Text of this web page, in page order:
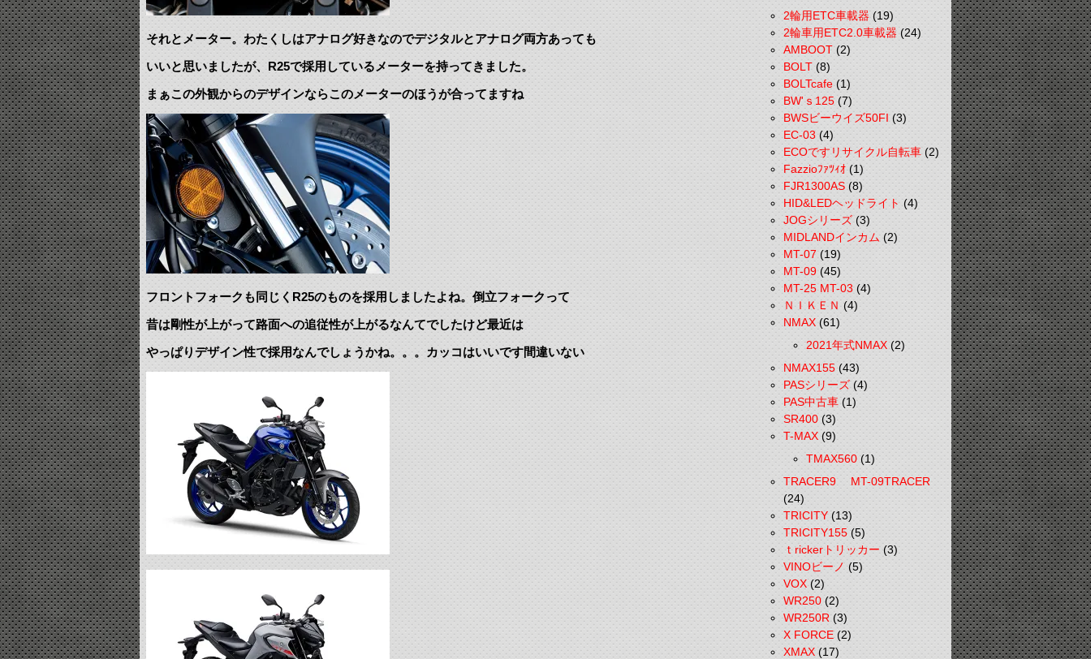
それとメーター。わたくしはアナログ好きなのでデジタルとアナログ両方あっても
いいと思いましたが、R25で採用しているメーターを持ってきました。
まぁこの外観からのデザインならこのメーターのほうが合ってますね
フロントフォークも同じくR25のものを採用しましたよね。倒立フォークって
昔は剛性が上がって路面への追従性が上がるなんてでしたけど最近は
やっぱりデザイン性で採用なんでしょうかね。。。カッコはいいです間違いない
2輪用ETC車載器(19)
2輪車用ETC2.0車載器(24)
AMBOOT(2)
BOLT(8)
BOLTcafe(1)
BW'ｓ125(7)
BWSビーウイズ50FI(3)
EC-03(4)
ECOですリサイクル自転車(2)
Fazzioﾌｧﾂｨｵ(1)
FJR1300AS(8)
HID&LEDヘッドライト(4)
JOGシリーズ(3)
MIDLANDインカム(2)
MT-07(19)
MT-09 (45)
MT-25 MT-03(4)
ＮＩＫＥＮ(4)
NMAX(61)
2021年式NMAX(2)
NMAX155(43)
PASシリーズ(4)
PAS中古車(1)
SR400(3)
T-MAX(9)
TMAX560(1)
TRACER9 MT-09TRACER
(24)
TRICITY(13)
TRICITY155(5)
ｔrickerトリッカー(3)
VINOビーノ(5)
VOX(2)
WR250(2)
WR250R(3)
X FORCE(2)
XMAX(17)